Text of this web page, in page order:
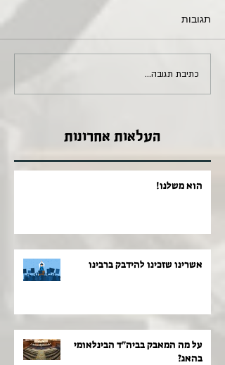
תגובות
כתיבת תגובה...
העלאות אחרונות
הוא משלנו!
אשרינו שזכינו להידבק ברבינו
על מה המאבק בביה"ד הבינלאומי
בהאג?